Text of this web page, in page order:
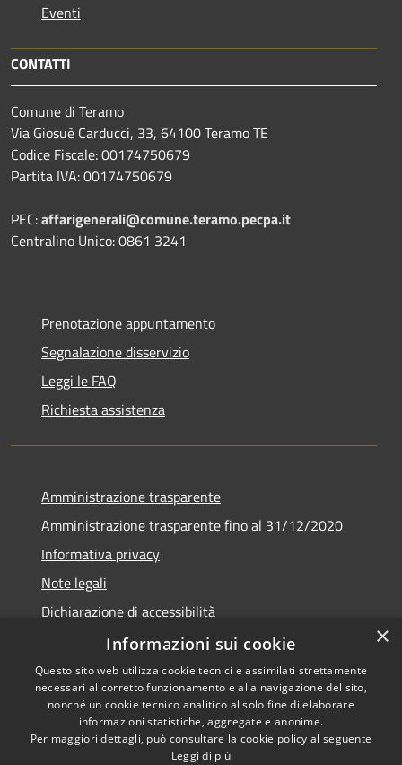
Eventi
CONTATTI
Comune di Teramo
Via Giosuè Carducci, 33, 64100 Teramo TE
Codice Fiscale: 00174750679
Partita IVA: 00174750679
PEC:affarigenerali@comune.teramo.pecpa.it
Centralino Unico: 0861 3241
Prenotazione appuntamento
Segnalazione disservizio
Leggi le FAQ
Richiesta assistenza
Amministrazione trasparente
Amministrazione trasparente fino al 31/12/2020
Informativa privacy
Note legali
Dichiarazione di accessibilità
Accessibilità
Privacy
Copyright © 2026 • Comune di
Teramo • Powered by
Municipium• Accesso
×
Informazioni sui cookie
Questo sito web utilizza cookie tecnici e assimilati strettamente
necessari al corretto funzionamento e alla navigazione del sito,
nonché un cookie tecnico analitico al solo fine di elaborare
informazioni statistiche, aggregate e anonime.
Per maggiori dettagli, può consultare la cookie policy al seguente
Leggi di più